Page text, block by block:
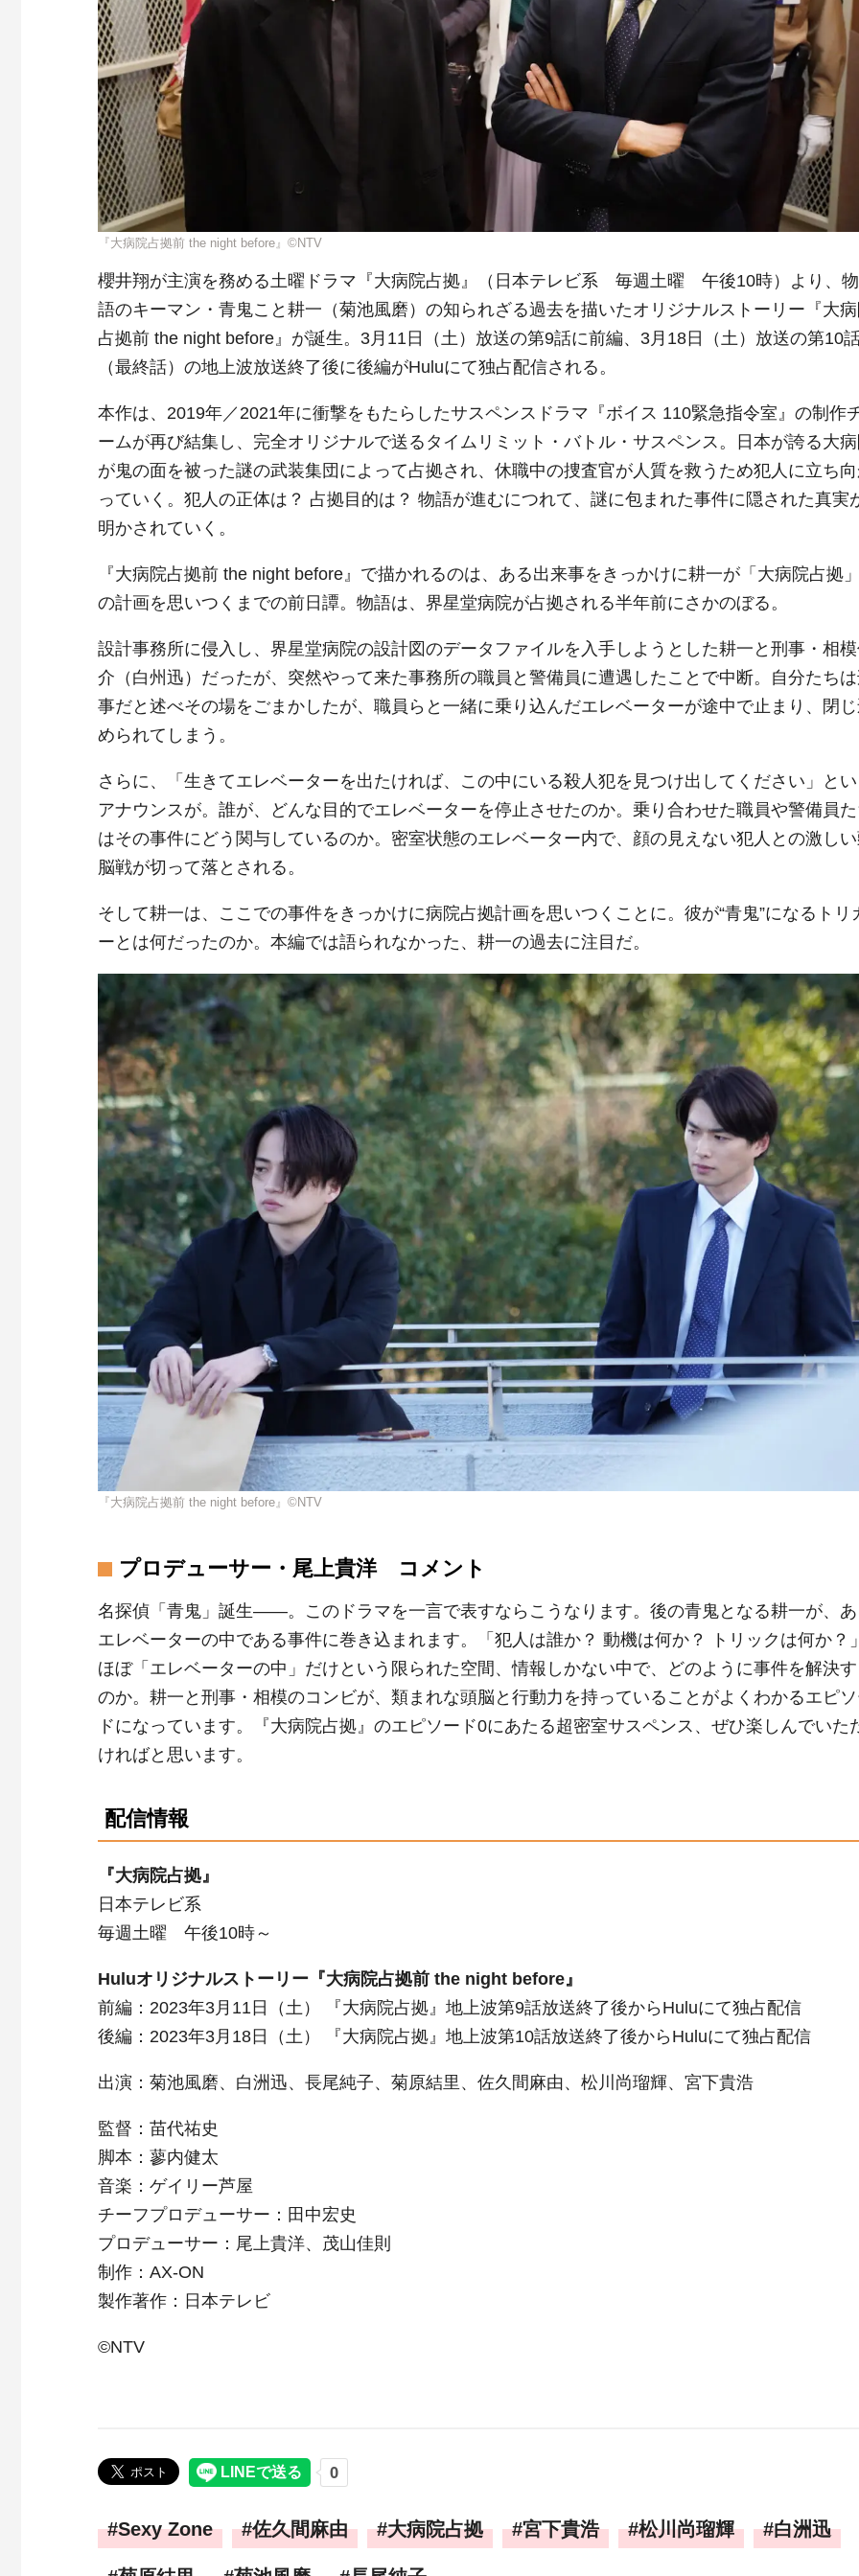
『大病院占拠前 the night before』©NTV
櫻井翔が主演を務める土曜ドラマ『大病院占拠』（日本テレビ系 毎週土曜 午後10時）より、物
語のキーマン・青鬼こと耕一（菊池風磨）の知られざる過去を描いたオリジナルストーリー『大
占拠前 the night before』が誕生。3月11日（土）放送の第9話に前編、3月18日（土）放送の第10
（最終話）の地上波放送終了後に後編がHuluにて独占配信される。
本作は、2019年／2021年に衝撃をもたらしたサスペンスドラマ『ボイス 110緊急指令室』の制作
ームが再び結集し、完全オリジナルで送るタイムリミット・バトル・サスペンス。日本が誇る大
が鬼の面を被った謎の武装集団によって占拠され、休職中の捜査官が人質を救うため犯人に立ち
っていく。犯人の正体は？ 占拠目的は？ 物語が進むにつれて、謎に包まれた事件に隠された真実
明かされていく。
『大病院占拠前 the night before』で描かれるのは、ある出来事をきっかけに耕一が「大病院占拠
の計画を思いつくまでの前日譚。物語は、界星堂病院が占拠される半年前にさかのぼる。
設計事務所に侵入し、界星堂病院の設計図のデータファイルを入手しようとした耕一と刑事・相
介（白州迅）だったが、突然やって来た事務所の職員と警備員に遭遇したことで中断。自分たち
事だと述べその場をごまかしたが、職員らと一緒に乗り込んだエレベーターが途中で止まり、閉
められてしまう。
さらに、「生きてエレベーターを出たければ、この中にいる殺人犯を見つけ出してください」と
アナウンスが。誰が、どんな目的でエレベーターを停止させたのか。乗り合わせた職員や警備員
はその事件にどう関与しているのか。密室状態のエレベーター内で、顔の見えない犯人との激し
脳戦が切って落とされる。
そして耕一は、ここでの事件をきっかけに病院占拠計画を思いつくことに。彼が“青鬼”になるトリ
ーとは何だったのか。本編では語られなかった、耕一の過去に注目だ。
『大病院占拠前 the night before』©NTV
プロデューサー・尾上貴洋 コメント
名探偵「青鬼」誕生――。このドラマを一言で表すならこうなります。後の青鬼となる耕一が、
エレベーターの中である事件に巻き込まれます。「犯人は誰か？ 動機は何か？ トリックは何か？
ほぼ「エレベーターの中」だけという限られた空間、情報しかない中で、どのように事件を解決
のか。耕一と刑事・相模のコンビが、類まれな頭脳と行動力を持っていることがよくわかるエピ
ドになっています。『大病院占拠』のエピソード0にあたる超密室サスペンス、ぜひ楽しんでいた
ければと思います。
配信情報
『大病院占拠』
日本テレビ系
毎週土曜 午後10時～
Huluオリジナルストーリー『大病院占拠前 the night before』
前編：2023年3月11日（土） 『大病院占拠』地上波第9話放送終了後からHuluにて独占配信
後編：2023年3月18日（土） 『大病院占拠』地上波第10話放送終了後からHuluにて独占配信
出演：菊池風磨、白洲迅、長尾純子、菊原結里、佐久間麻由、松川尚瑠輝、宮下貴浩
監督：苗代祐史
脚本：蓼内健太
音楽：ゲイリー芦屋
チーフプロデューサー：田中宏史
プロデューサー：尾上貴洋、茂山佳則
制作：AX-ON
製作著作：日本テレビ
©NTV
Sexy Zone 佐久間麻由 大病院占拠 宮下貴浩 松川尚瑠輝 白洲迅